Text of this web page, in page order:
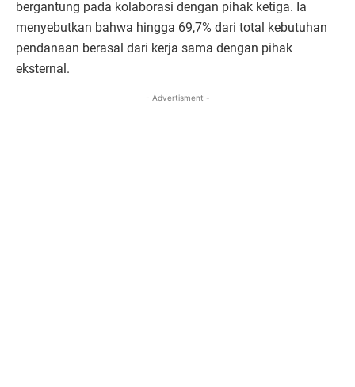
bergantung pada kolaborasi dengan pihak ketiga. Ia
menyebutkan bahwa hingga 69,7% dari total kebutuhan
pendanaan berasal dari kerja sama dengan pihak
eksternal.
- Advertisment -